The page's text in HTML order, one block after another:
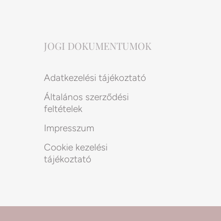
JOGI DOKUMENTUMOK
Adatkezelési tájékoztató
Általános szerződési
feltételek
Impresszum
Cookie kezelési
tájékoztató